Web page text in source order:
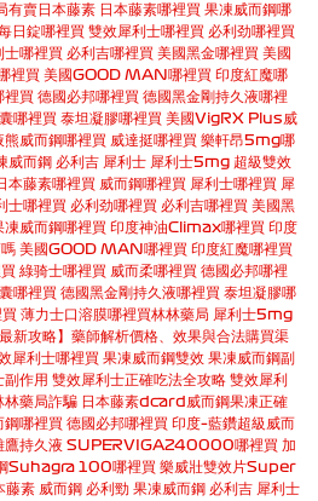
有賣日本藤素 日本藤素哪裡買 果凍威而鋼哪
日錠哪裡買 雙效犀利士哪裡買 必利劲哪裡買
士哪裡買 必利吉哪裡買 美國黑金哪裡買 美國
裡買 美國GOOD MAN哪裡買 印度紅魔哪
裡買 德國必邦哪裡買 德國黑金剛持久液哪裡
哪裡買 泰坦凝膠哪裡買 美國VigRX Plus威
熊威而鋼哪裡買 威達挺哪裡買 樂軒昂5mg哪
威而鋼 必利吉 犀利士 犀利士5mg 超級雙效
本藤素哪裡買 威而鋼哪裡買 犀利士哪裡買 犀
士哪裡買 必利劲哪裡買 必利吉哪裡買 美國黑
凍威而鋼哪裡買 印度神油Climax哪裡買 印度
美國GOOD MAN哪裡買 印度紅魔哪裡買
綠骑士哪裡買 威而柔哪裡買 德國必邦哪裡
哪裡買 德國黑金剛持久液哪裡買 泰坦凝膠哪
薄力士口溶膜哪裡買林林藥局 犀利士5mg
攻略】藥師解析價格、效果與合法購買渠
犀利士哪裡買 果凍威而鋼雙效 果凍威而鋼副
副作用 雙效犀利士正確吃法全攻略 雙效犀利
林藥局詐騙 日本藤素dcard 威而鋼果凍正確
鋼哪裡買 德國必邦哪裡買 印度–藍鑽超級威而
鷹持久液 SUPERVIGA240000哪裡買 加
Suhagra 100哪裡買 樂威壯雙效片Super
藤素 威而鋼 必利勁 果凍威而鋼 必利吉 犀利士